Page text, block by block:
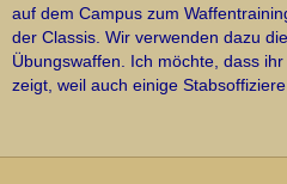
auf dem Campus zum
der Classis. Wir verwenden dazu
Übungswaffen. Ich möchte, dass
zeigt, weil auch einige